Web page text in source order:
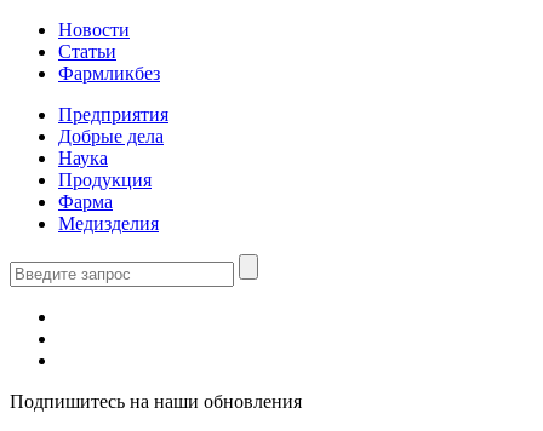
Новости
Статьи
Фармликбез
Предприятия
Добрые дела
Наука
Продукция
Фарма
Медизделия
Подпишитесь на наши обновления